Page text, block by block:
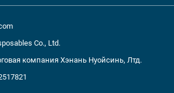
Co., Ltd.
компания Хэнань Нуойсинь, Лтд.